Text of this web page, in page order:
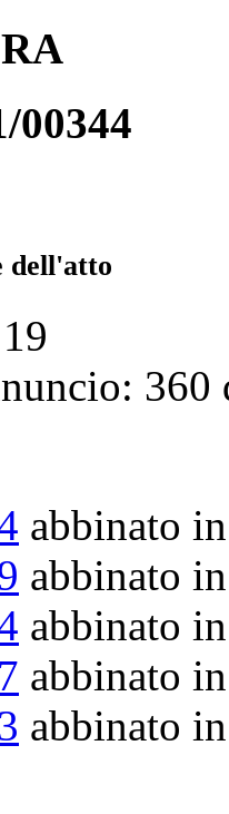
00344
dell'atto
19
360
abbinato
abbinato
abbinato
abbinato
abbinato